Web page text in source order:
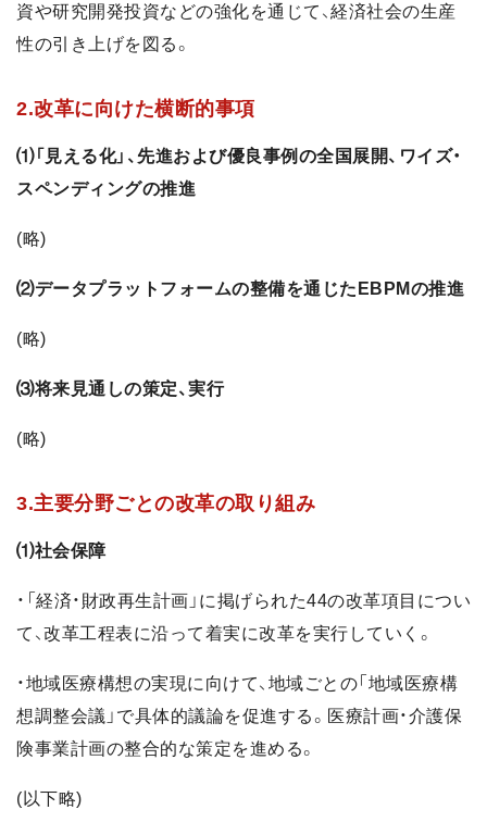
資や研究開発投資などの強化を通じて、経済社会の生産
性の引き上げを図る。
2.改革に向けた横断的事項
⑴「見える化」、先進および優良事例の全国展開、ワイズ・
スペンディングの推進
(略)
⑵データプラットフォームの整備を通じたEBPMの推進
(略)
⑶将来見通しの策定、実行
(略)
3.主要分野ごとの改革の取り組み
⑴社会保障
・「経済・財政再生計画」に掲げられた44の改革項目につい
て、改革工程表に沿って着実に改革を実行していく。
・地域医療構想の実現に向けて、地域ごとの「地域医療構
想調整会議」で具体的議論を促進する。医療計画・介護保
険事業計画の整合的な策定を進める。
(以下略)